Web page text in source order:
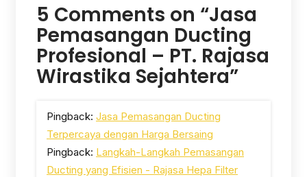
5 Comments on “Jasa
Pemasangan Ducting
Profesional – PT. Rajasa
Wirastika Sejahtera”
Pingback: Jasa Pemasangan Ducting
Terpercaya dengan Harga Bersaing
Pingback: Langkah-Langkah Pemasangan
Ducting yang Efisien - Rajasa Hepa Filter